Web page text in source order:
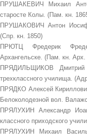
ПРУШАКЕВИЧ Михаил
старосте Колы. (Пам. кн.
ПРУШАКОВИЧ Антон
(Спр. кн. 1850)
ПРЮТЦ Фредерик
Архангельске. (Пам. кн. Арх.
ПРЯДИЛЬЩИКОВ Дмитрий
трехклассного училища.
ПРЯДКО Алексей
Белоколодезной вол.
ПРЯЛУХИН Александр
классного приходского
ПРЯЛУХИН Михаил